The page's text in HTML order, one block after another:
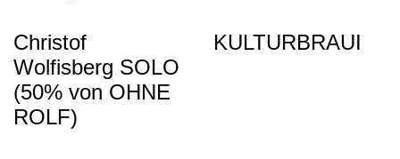
Christof
Wolfisberg SOLO
(50% von OHNE
ROLF)
KULTURBRAUI